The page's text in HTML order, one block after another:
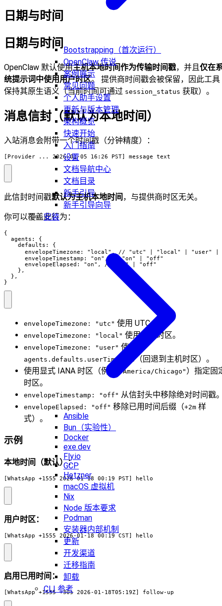
Bootstrapping（首次运行）
OpenClaw 传说
案例展示
常见问题
个人助手设置
更新与版本管理
架构概览
快速开始
入门指南
设置
文档导航中心
文档目录
新手引导
新手引导向导
安装
Ansible
Bun（实验性）
Docker
exe.dev
Fly.io
GCP
Hetzner
macOS 虚拟机
Nix
Node 版本要求
Podman
安装器内部机制
更新
开发渠道
迁移指南
卸载
CLI 参考
日期与时间
日期与时间
OpenClaw 默认使用主机本地时间作为传输时间戳，并且 仅在
统提示词中使用用户时区。 提供商时间戳会被保留，因此工具
保持其原生语义（当前时间可通过 session_status 获取）。
消息信封（默认为本地时间）
入站消息会附带一个时间戳（分钟精度）：
[Provider ... 2026-01-05 16:26 PST] message text
此信封时间戳默认为主机本地时间 ，与提供商时区无关。
你可以覆盖此行为：
{
  agents: {
    defaults: {
envelopeTimezone: "local", // "utc" | "local" | "user" |
      envelopeTimestamp: "on", // "on" | "off"
      envelopeElapsed: "on", // "on" | "off"
    },
  },
}
envelopeTimezone: "utc" 使用 UTC。
envelopeTimezone: "local" 使用主机时区。
envelopeTimezone: "user" 使用
agents.defaults.userTimezone（回退到主机时区）。
使用显式 IANA 时区（例如
"America/Chicago" ）指定固
时区。
envelopeTimestamp: "off" 从信封头中移除绝对时间戳
envelopeElapsed: "off" 移除已用时间后缀（+2m 样
式）。
示例
本地时间（默认）：
[WhatsApp +1555 2026-01-18 00:19 PST] hello
用户时区：
[WhatsApp +1555 2026-01-18 00:19 CST] hello
启用已用时间：
[WhatsApp +1555 +30s 2026-01-18T05:19Z] follow-up